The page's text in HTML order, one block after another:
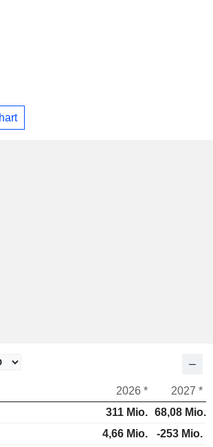
2026 *
2027 *
311 Mio. 68,08 Mio.
4,66 Mio.
-253 Mio.